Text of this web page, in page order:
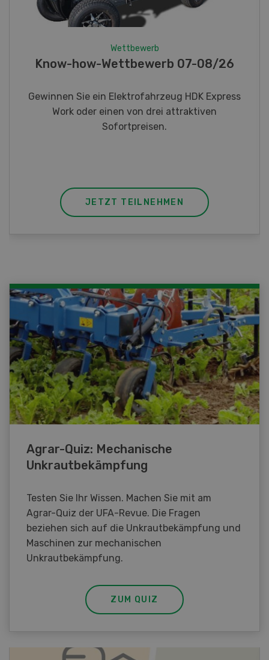
Fotorätsel 07-08/26
Gewinnen Sie eines von fünf LANDI
Taschenmessern
JETZT TEILNEHMEN
Agrar-Quiz: Mechanische
Unkrautbekämpfung
Testen Sie Ihr Wissen. Machen Sie mit am
Agrar-Quiz der UFA-Revue. Die Fragen
beziehen sich auf die Unkrautbekämpfung und
Maschinen zur mechanischen
Unkrautbekämpfung.
ZUM QUIZ